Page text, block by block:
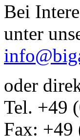
Bei
unter
oder
Tel. +49
Fax: +49